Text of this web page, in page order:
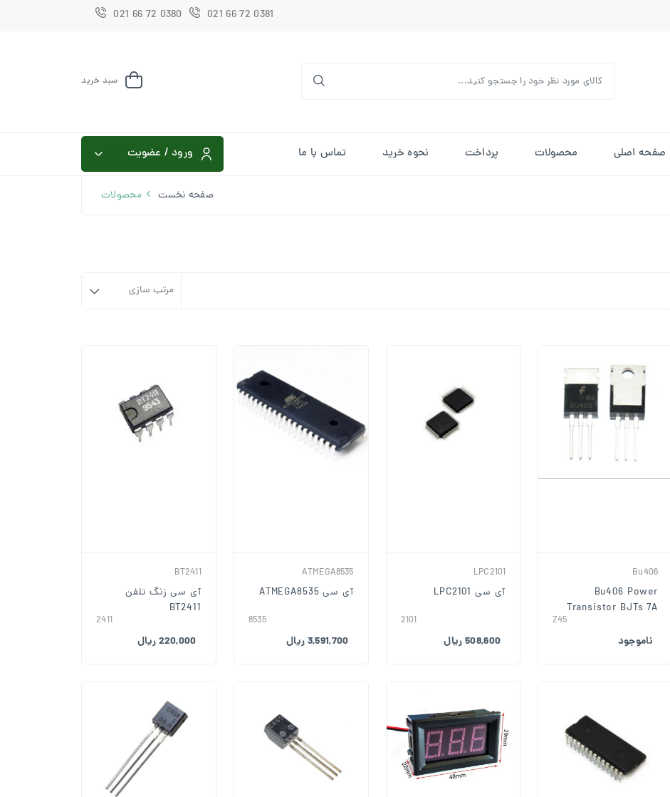
021 66 72 0380 021 66 72 0381
سبد خرید
صفحه اصلی محصولات پرداخت نحوه خرید تماس با ما ورود / عضویت
صفحه نخست محصولات
Bu406
Bu406 Power
Transistor BJTs 7A
Z45
ناموجود
LPC2101
آی سی LPC2101
2101
508,600 ریال
ATMEGA8535
آی سی ATMEGA8535
8535
3,591,700 ریال
BT2411
آی سی زنگ تلفن
BT2411
2411
220,000 ریال